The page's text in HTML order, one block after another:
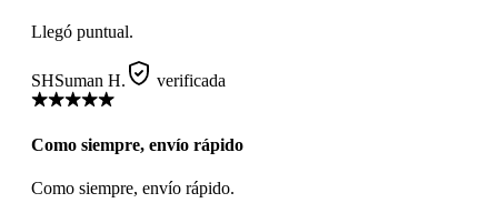
Llegó puntual.
SHSuman H. verificada
Como siempre, envío rápido
Como siempre, envío rápido.